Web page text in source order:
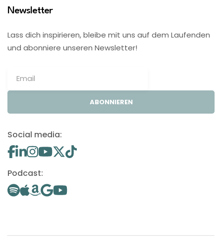
Newsletter
Lass dich inspirieren, bleibe mit uns auf dem Laufenden
und abonniere unseren Newsletter!
ABONNIEREN
Social media:
Podcast: